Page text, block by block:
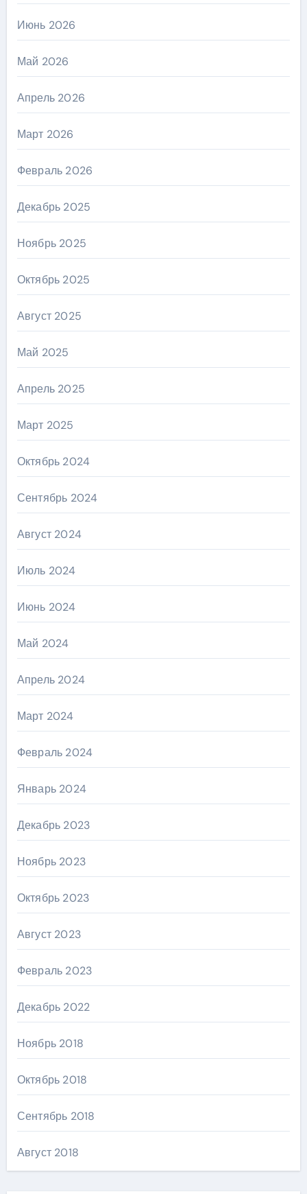
Июнь 2026
Май 2026
Апрель 2026
Март 2026
Февраль 2026
Декабрь 2025
Ноябрь 2025
Октябрь 2025
Август 2025
Май 2025
Апрель 2025
Март 2025
Октябрь 2024
Сентябрь 2024
Август 2024
Июль 2024
Июнь 2024
Май 2024
Апрель 2024
Март 2024
Февраль 2024
Январь 2024
Декабрь 2023
Ноябрь 2023
Октябрь 2023
Август 2023
Февраль 2023
Декабрь 2022
Ноябрь 2018
Октябрь 2018
Сентябрь 2018
Август 2018